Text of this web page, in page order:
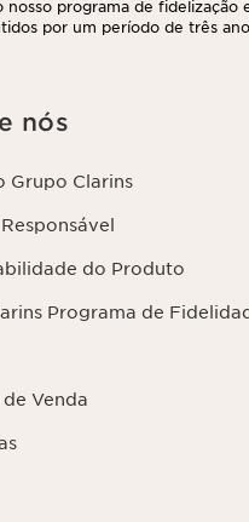
programa de fidelização
por um período de três
aceder, corrigir, eliminar e
nós
Grupo Clarins
do Produto
Programa de
Venda